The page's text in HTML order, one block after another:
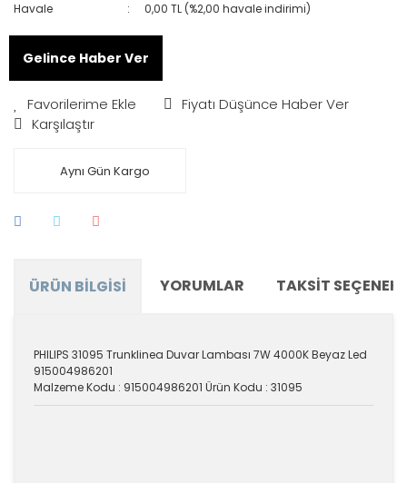
Havale
0,00 TL (%2,00 havale indirimi)
Gelince Haber Ver
Fiyatı Düşünce Haber Ver
Karşılaştır
Aynı Gün Kargo
ÜRÜN BILGISI YORUMLAR TAKSIT
PHILIPS 31095 Trunklinea Duvar Lambası 7W 4000K Beyaz Led
915004986201
Malzeme Kodu : 915004986201 Ürün Kodu : 31095